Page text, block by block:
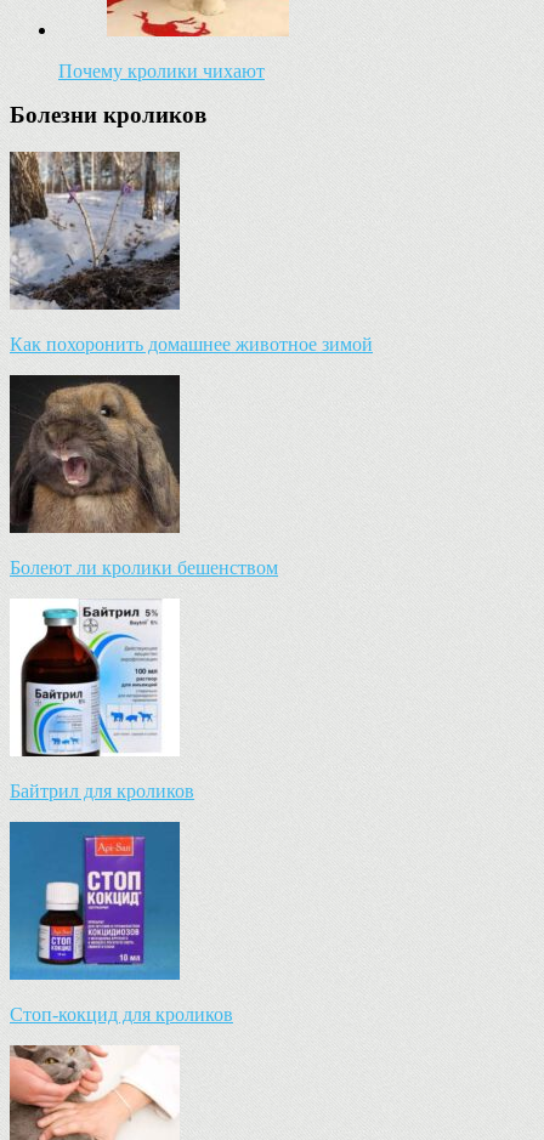
Почему кролики чихают
Болезни кроликов
Как похоронить домашнее животное зимой
Болеют ли кролики бешенством
Байтрил для кроликов
Стоп-кокцид для кроликов